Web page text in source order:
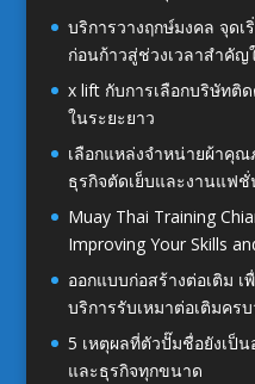
บริการวางฤกษ์มงคล จุด
ก่อนก้าวสู่ช่วงเวลาสำคัญ
x lift กับการเลือกบริษัทติ
ในระยะยาว
เลือกแหล่งจำหน่ายผ้าคุ
ธุรกิจตัดเย็บและงานแฟ
Muay Thai Training
Improving Your Skills
ออกแบบก่อสร้างต่อเติม
บริการรับเหมาต่อเติมครบ
5 เหตุผลที่ตัวปั๊มชื่อยังเ
และธุรกิจทุกขนาด